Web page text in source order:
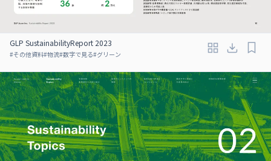
GLP SustainabilityReport 2023
#その他資料#物流#数字で見る#グリーン